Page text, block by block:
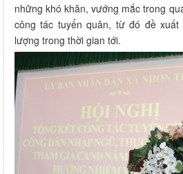
những khó khăn, vướng mắc trong
công tác tuyển quân, từ đó đề
lượng trong thời gian tới.